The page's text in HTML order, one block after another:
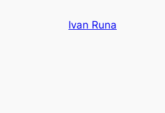
Ivan Runa